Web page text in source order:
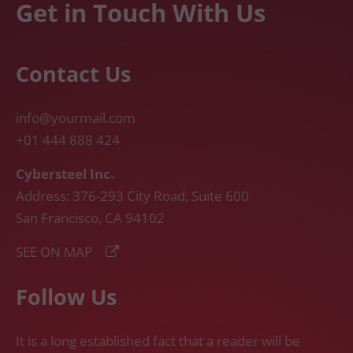
Get in Touch With Us
Contact Us
info@yourmail.com
+01 444 888 424
Cybersteel Inc.
Address: 376-293 City Road, Suite 600
San Francisco, CA 94102
SEE ON MAP
Follow Us
It is a long established fact that a reader will be